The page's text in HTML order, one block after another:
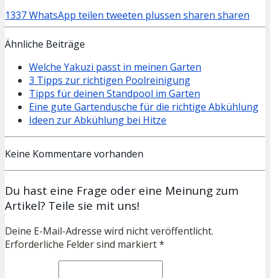
1337WhatsApp teilen tweeten plussen sharen sharen
Ähnliche Beiträge
Welche Yakuzi passt in meinen Garten
3 Tipps zur richtigen Poolreinigung
Tipps für deinen Standpool im Garten
Eine gute Gartendusche für die richtige Abkühlung
Ideen zur Abkühlung bei Hitze
Keine Kommentare vorhanden
Du hast eine Frage oder eine Meinung zum
Artikel? Teile sie mit uns!
Deine E-Mail-Adresse wird nicht veröffentlicht.
Erforderliche Felder sind markiert *